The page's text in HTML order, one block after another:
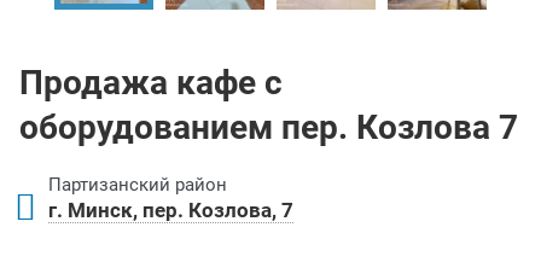
Продажа кафе с
оборудованием пер. Козлова 7
Партизанский район
г. Минск, пер. Козлова, 7